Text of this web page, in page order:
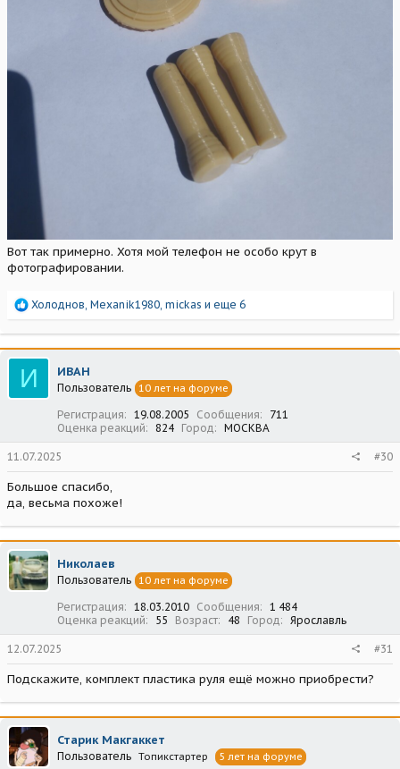
Вот так примерно. Хотя мой телефон не особо крут в
фотографировании.
Р
а
к
ц
и
и
Холоднов, Mexanik1980, mickas и еще 6
И ИВАН
Пользователь 10 лет на форуме
Регистрация 19.08.2005 Сообщения
711
Оценка реакций
824 Город МОСКВА
11.07.2025 #30
Большое спасибо,
да, весьма похоже!
Николаев
Пользователь 10 лет на форуме
Регистрация 18.03.2010 Сообщения
1 484
Оценка реакций
55 Возраст 48 Город Ярославль
12.07.2025 #31
Подскажите, комплект пластика руля ещё можно приобрести?
Старик Макгаккет
Пользователь Топикстартер 5 лет на форуме